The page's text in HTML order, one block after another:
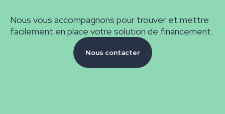
Nous vous accompagnons pour trouver et mettre
facilement en place votre solution de financement.
Nous contacter